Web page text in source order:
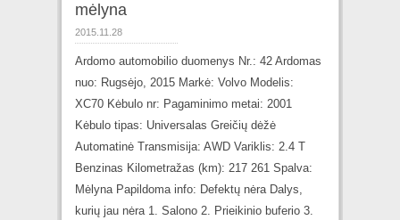
mėlyna
2015.11.28
Ardomo automobilio duomenys Nr.: 42 Ardomas
nuo: Rugsėjo, 2015 Markė: Volvo Modelis:
XC70 Kėbulo nr: Pagaminimo metai: 2001
Kėbulo tipas: Universalas Greičių dėžė
Automatinė Transmisija: AWD Variklis: 2.4 T
Benzinas Kilometražas (km): 217 261 Spalva:
Mėlyna Papildoma info: Defektų nėra Dalys,
kurių jau nėra 1. Salono 2. Prieikinio buferio 3.